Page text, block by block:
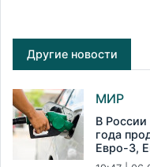
Другие новости
МИР
В
года
Евро-3,